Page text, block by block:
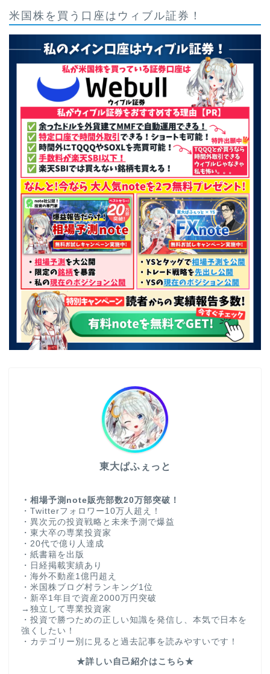
米国株を買う口座はウィブル証券！
東大ぱふぇっと
・相場予測note販売部数20万部突破！
・Twitterフォロワー10万人超え！
・異次元の投資戦略と未来予測で爆益
・東大卒の専業投資家
・20代で億り人達成
・紙書籍を出版
・日経掲載実績あり
・海外不動産1億円超え
・米国株ブログ村ランキング1位
・新卒1年目で資産2000万円突破
→独立して専業投資家
・投資で勝つための正しい知識を発信し、本気で日本を
強くしたい！
・カテゴリー別に見ると過去記事を読みやすいです！
★詳しい自己紹介はこちら★